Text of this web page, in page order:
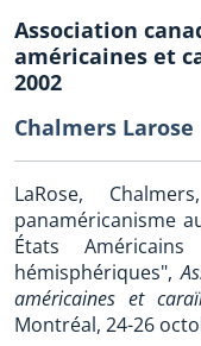
Association
américaines et
2002
Chalmers Larose
LaRose,
panaméricanisme
États
hémisphériques",
américaines et
Montréal, 24-26